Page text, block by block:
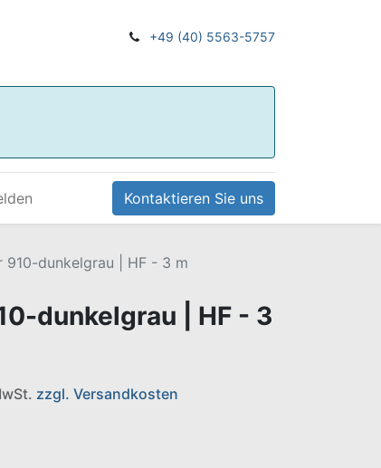
+49 (40) 5563-5757
Kontaktieren Sie uns
910-dunkelgrau | HF - 3 m
dunkelgrau | HF - 3
zzgl. Versandkosten